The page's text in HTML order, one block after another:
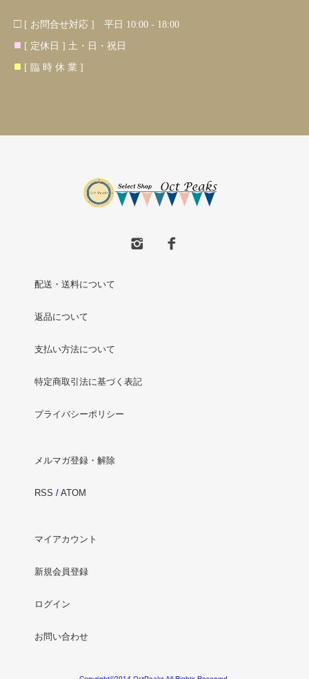
□ [ お問合せ対応 ] 平日 10:00 - 18:00
■ [ 定休日 ] 土・日・祝日
■ [ 臨 時 休 業 ]
配送・送料について
返品について
支払い方法について
特定商取引法に基づく表記
プライバシーポリシー
メルマガ登録・解除
RSS / ATOM
マイアカウント
新規会員登録
ログイン
お問い合わせ